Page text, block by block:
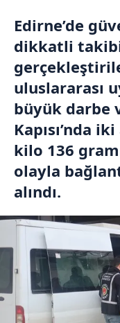
Edirne’de
dikkatli
uluslararası
büyük darbe
Kapısı’nda
kilo 136
olayla
alındı.